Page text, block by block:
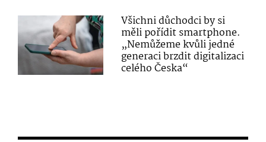
Všichni důchodci by si
měli pořídit smartphone.
„Nemůžeme kvůli jedné
generaci brzdit digitalizaci
celého Česka“